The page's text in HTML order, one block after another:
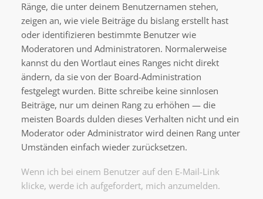
Ränge, die unter deinem Benutzernamen stehen,
zeigen an, wie viele Beiträge du bislang erstellt hast
oder identifizieren bestimmte Benutzer wie
Moderatoren und Administratoren. Normalerweise
kannst du den Wortlaut eines Ranges nicht direkt
ändern, da sie von der Board-Administration
festgelegt wurden. Bitte schreibe keine sinnlosen
Beiträge, nur um deinen Rang zu erhöhen — die
meisten Boards dulden dieses Verhalten nicht und ein
Moderator oder Administrator wird deinen Rang unter
Umständen einfach wieder zurücksetzen.
Wenn ich bei einem Benutzer auf den E-Mail-Link
klicke, werde ich aufgefordert, mich anzumelden.